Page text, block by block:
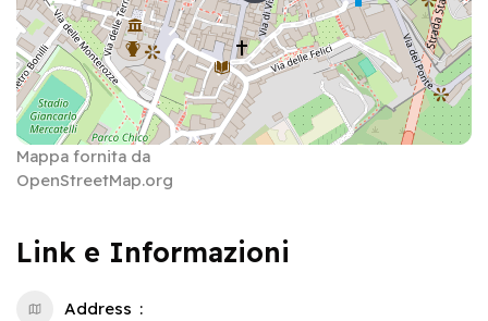
Mappa fornita da
OpenStreetMap.org
Link e Informazioni
Address